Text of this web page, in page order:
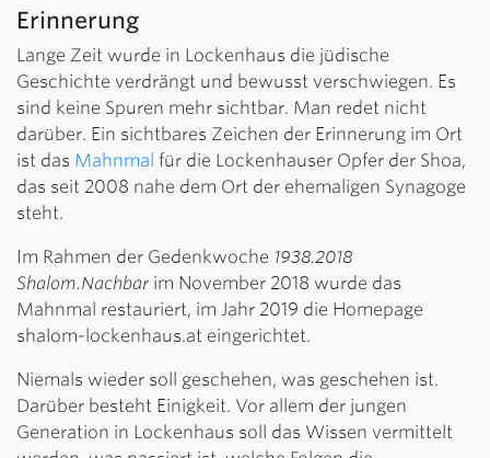
Erinnerung
Lange Zeit wurde in Lockenhaus die jüdische
Geschichte verdrängt und bewusst verschwiegen. Es
sind keine Spuren mehr sichtbar. Man redet nicht
darüber. Ein sichtbares Zeichen der Erinnerung im Ort
ist das Mahnmal für die Lockenhauser Opfer der Shoa,
das seit 2008 nahe dem Ort der ehemaligen Synagoge
steht.
Im Rahmen der Gedenkwoche 1938.2018
Shalom.Nachbar im November 2018 wurde das
Mahnmal restauriert, im Jahr 2019 die Homepage
shalom-lockenhaus.at eingerichtet.
Niemals wieder soll geschehen, was geschehen ist.
Darüber besteht Einigkeit. Vor allem der jungen
Generation in Lockenhaus soll das Wissen vermittelt